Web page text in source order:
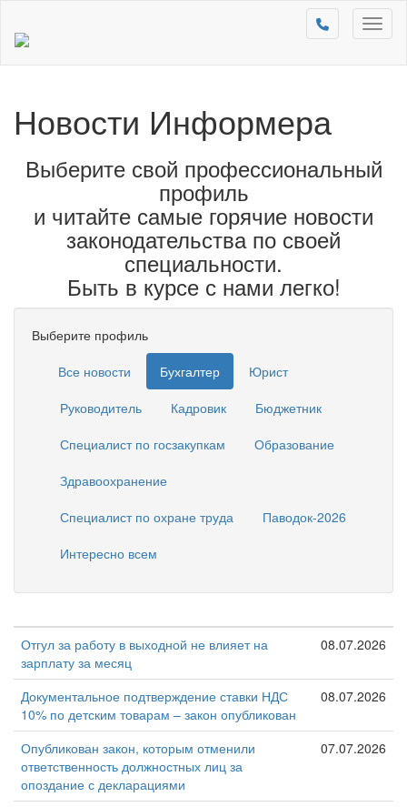
Новости Информера
Выберите свой профессиональный
профиль
и читайте самые горячие новости
законодательства по своей
специальности.
Быть в курсе с нами легко!
Выберите профиль
Все новости
Бухгалтер
Юрист
Руководитель
Кадровик
Бюджетник
Специалист по госзакупкам
Образование
Здравоохранение
Специалист по охране труда
Паводок-2026
Интересно всем
Отгул за работу в выходной не влияет на
зарплату за месяц
08.07.2026
Документальное подтверждение ставки НДС
10% по детским товарам – закон опубликован
08.07.2026
Опубликован закон, которым отменили
ответственность должностных лиц за
опоздание с декларациями
07.07.2026